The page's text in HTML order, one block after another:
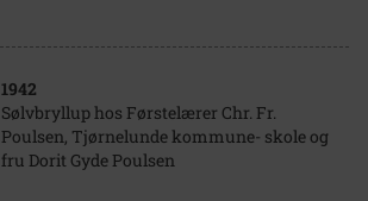
1942
Sølvbryllup hos Førstelærer Chr. Fr.
Poulsen, Tjørnelunde kommune- skole og
fru Dorit Gyde Poulsen